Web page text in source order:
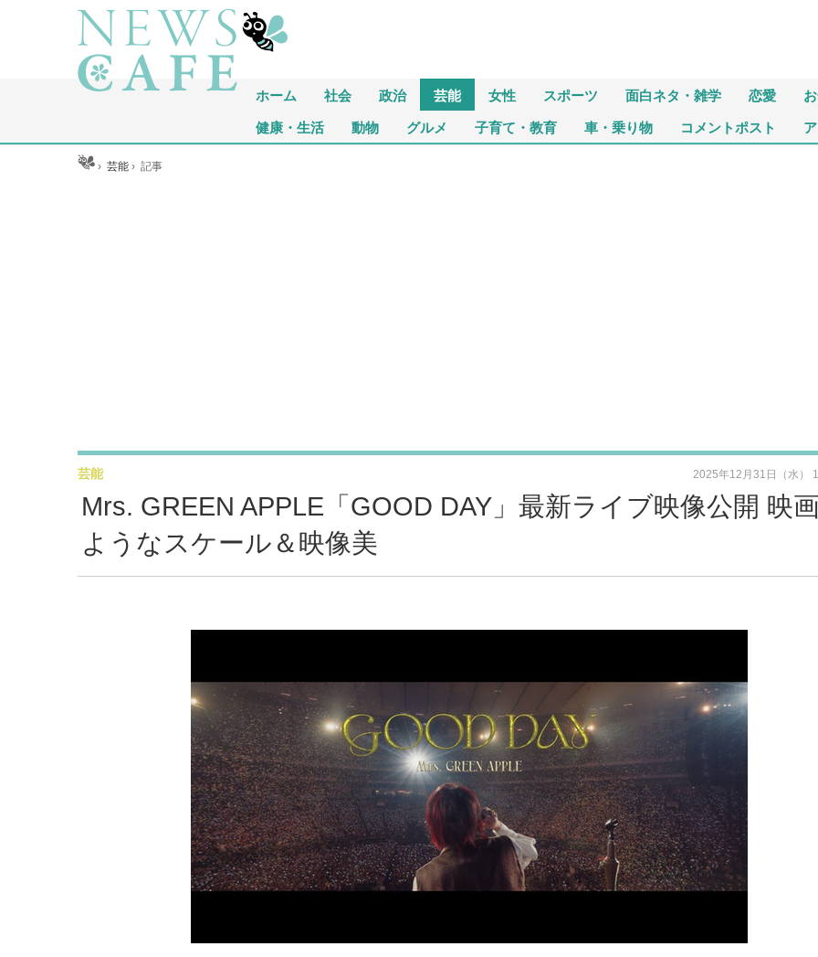
ホーム 社会 政治 芸能 女性 スポーツ 面白ネタ・雑学 恋愛
健康・生活 動物 グルメ 子育て・教育 車・乗り物 コメントポスト
ホーム ›芸能 ›記事
Mrs. GREEN APPLE「GOOD DAY」最新ライブ映像公開 映
ようなスケール＆映像美
芸能 2025年12月31日（水）